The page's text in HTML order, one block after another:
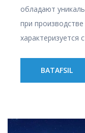
обладают
при
характеризуется
BATAFSIL